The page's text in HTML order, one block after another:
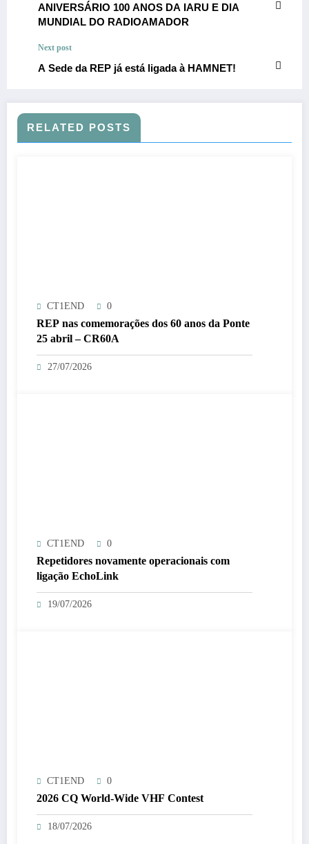
ANIVERSÁRIO 100 ANOS DA IARU E DIA
MUNDIAL DO RADIOAMADOR
Next post
A Sede da REP já está ligada à HAMNET!
RELATED POSTS
CT1END 0
REP nas comemorações dos 60 anos da Ponte
25 abril – CR60A
27/07/2026
CT1END 0
Repetidores novamente operacionais com
ligação EchoLink
19/07/2026
CT1END 0
2026 CQ World-Wide VHF Contest
18/07/2026